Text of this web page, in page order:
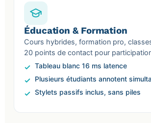
Éducation & Formation
Cours hybrides, formation pro,
20 points de contact pour
Tableau blanc 16 ms latence
Plusieurs étudiants annotent
Stylets passifs inclus, sans piles